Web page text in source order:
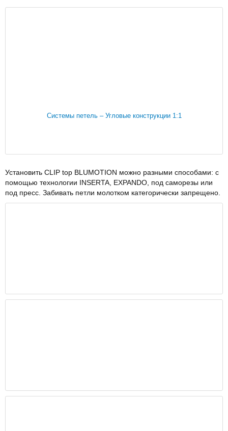
Системы петель – Угловые конструкции 1:1
Установить CLIP top BLUMOTION можно разными способами: с
помощью технологии INSERTA, EXPANDO, под саморезы или
под пресс. Забивать петли молотком категорически запрещено.